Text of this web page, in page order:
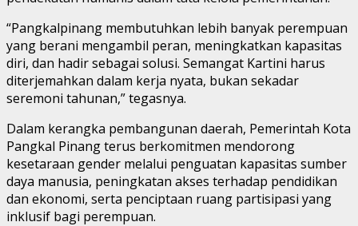
“Pangkalpinang membutuhkan lebih banyak perempuan
yang berani mengambil peran, meningkatkan kapasitas
diri, dan hadir sebagai solusi. Semangat Kartini harus
diterjemahkan dalam kerja nyata, bukan sekadar
seremoni tahunan,” tegasnya.
Dalam kerangka pembangunan daerah, Pemerintah Kota
Pangkal Pinang terus berkomitmen mendorong
kesetaraan gender melalui penguatan kapasitas sumber
daya manusia, peningkatan akses terhadap pendidikan
dan ekonomi, serta penciptaan ruang partisipasi yang
inklusif bagi perempuan.